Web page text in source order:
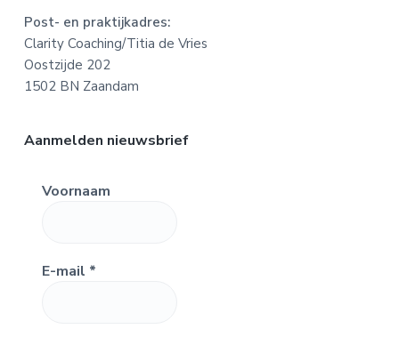
Post- en praktijkadres:
Clarity Coaching/Titia de Vries
Oostzijde 202
1502 BN Zaandam
Aanmelden nieuwsbrief
Voornaam
E-mail *